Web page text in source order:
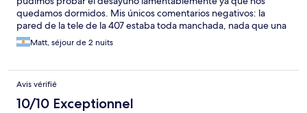
quedamos dormidos. Mis únicos comentarios negativos: la
pared de la tele de la 407 estaba toda manchada, nada que una
mano de pintura no pueda arreglar. La mampara de la ducha no
servía de nada, el piso del baño se inundaba cada vez que nos
Matt, séjour de 2 nuits
Avis vérifié
10/10 Exceptionnel